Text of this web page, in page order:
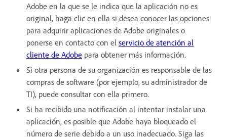
Adobe en la que se le indica que la aplicación no es
original, haga clic en ella si desea conocer las opciones
para adquirir aplicaciones de Adobe originales o
ponerse en contacto con el servicio de atención al
cliente de Adobe para obtener más información.
Si otra persona de su organización es responsable de las
compras de software (por ejemplo, su administrador de
TI), puede consultar con ella primero.
Si ha recibido una notificación al intentar instalar una
aplicación, es posible que Adobe haya bloqueado el
número de serie debido a un uso inadecuado. Siga las